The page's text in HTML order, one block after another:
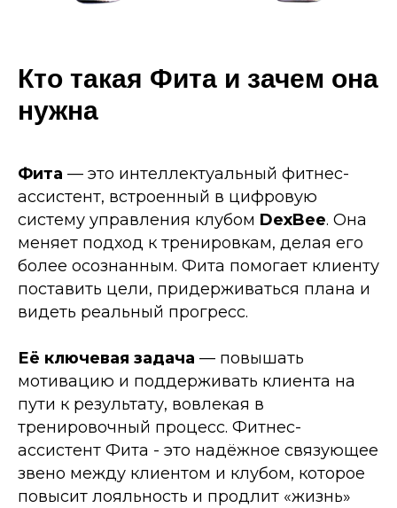
Кто такая Фита и зачем она
нужна
Фита — это интеллектуальный фитнес-
ассистент, встроенный в цифровую
систему управления клубом DexBee. Она
меняет подход к тренировкам, делая его
более осознанным. Фита помогает клиенту
поставить цели, придерживаться плана и
видеть реальный прогресс.
Её ключевая задача — повышать
мотивацию и поддерживать клиента на
пути к результату, вовлекая в
тренировочный процесс. Фитнес-
ассистент Фита - это надёжное связующее
звено между клиентом и клубом, которое
повысит лояльность и продлит «жизнь»